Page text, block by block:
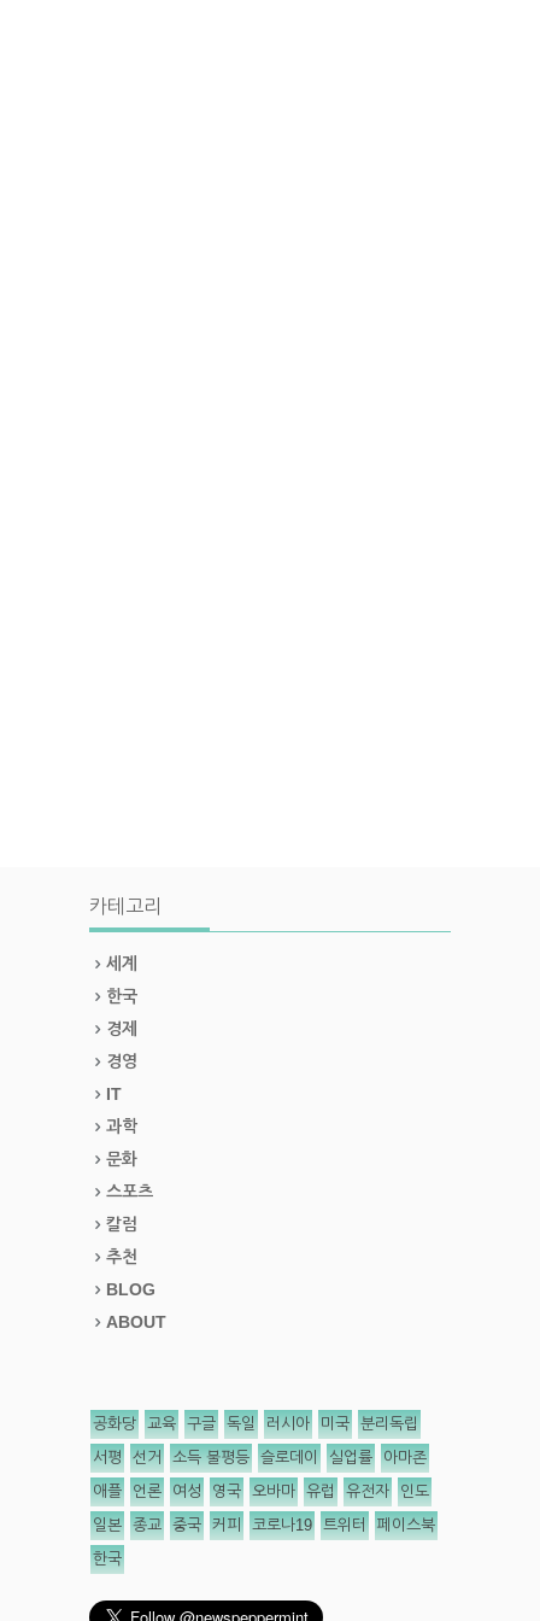
카테고리
세계
한국
경제
경영
IT
과학
문화
스포츠
칼럼
추천
BLOG
ABOUT
공화당 교육 구글 독일 러시아 미국 분리독립
서평 선거 소득 불평등 슬로데이 실업률 아마존
애플 언론 여성 영국 오바마 유럽 유전자 인도
일본 종교 중국 커피 코로나19 트위터 페이스북
한국